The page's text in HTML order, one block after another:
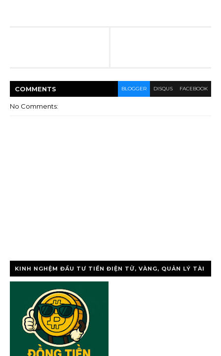
COMMENTS BLOGGER DISQUS FACEBOOK
No Comments:
KINH NGHỆM ĐẦU TƯ TIỀN ĐIỆN TỬ, VÀNG, QUẢN LÝ TÀI